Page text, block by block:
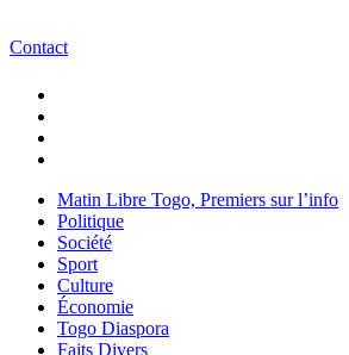
Contact
Matin Libre Togo, Premiers sur l’info
Politique
Société
Sport
Culture
Économie
Togo Diaspora
Faits Divers